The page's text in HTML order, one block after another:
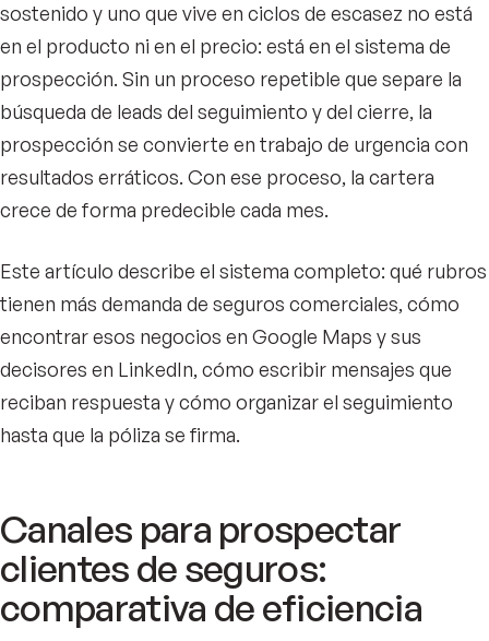
sostenido y uno que vive en ciclos de escasez no está
en el producto ni en el precio: está en el sistema de
prospección. Sin un proceso repetible que separe la
búsqueda de leads del seguimiento y del cierre, la
prospección se convierte en trabajo de urgencia con
resultados erráticos. Con ese proceso, la cartera
crece de forma predecible cada mes.
Este artículo describe el sistema completo: qué rubros
tienen más demanda de seguros comerciales, cómo
encontrar esos negocios en Google Maps y sus
decisores en LinkedIn, cómo escribir mensajes que
reciban respuesta y cómo organizar el seguimiento
hasta que la póliza se firma.
Canales para prospectar
clientes de seguros:
comparativa de eficiencia